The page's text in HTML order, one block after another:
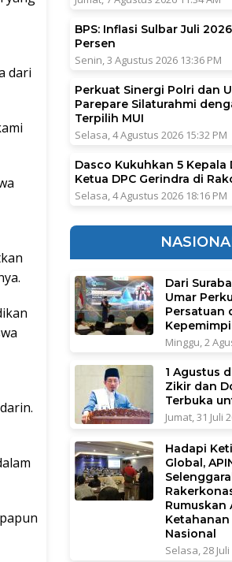
dari
BPS: Inflasi Sulbar Juli
Persen
Senin, 3 Agustus 2026 13:36 PM
Perkuat Sinergi Polri dan
Parepare Silaturahmi
Terpilih MUI
Selasa, 4 Agustus 2026 15:32 PM
Dasco Kukuhkan 5 Kepala
Ketua DPC Gerindra di
Selasa, 4 Agustus 2026 18:16 PM
Dari
Umar
Persatuan
Minggu, 2
1 Agustus
Zikir dan
Terbuka
Jumat, 31 Juli
Hadapi
Global,
Rumuskan
Nasional
Selasa, 28